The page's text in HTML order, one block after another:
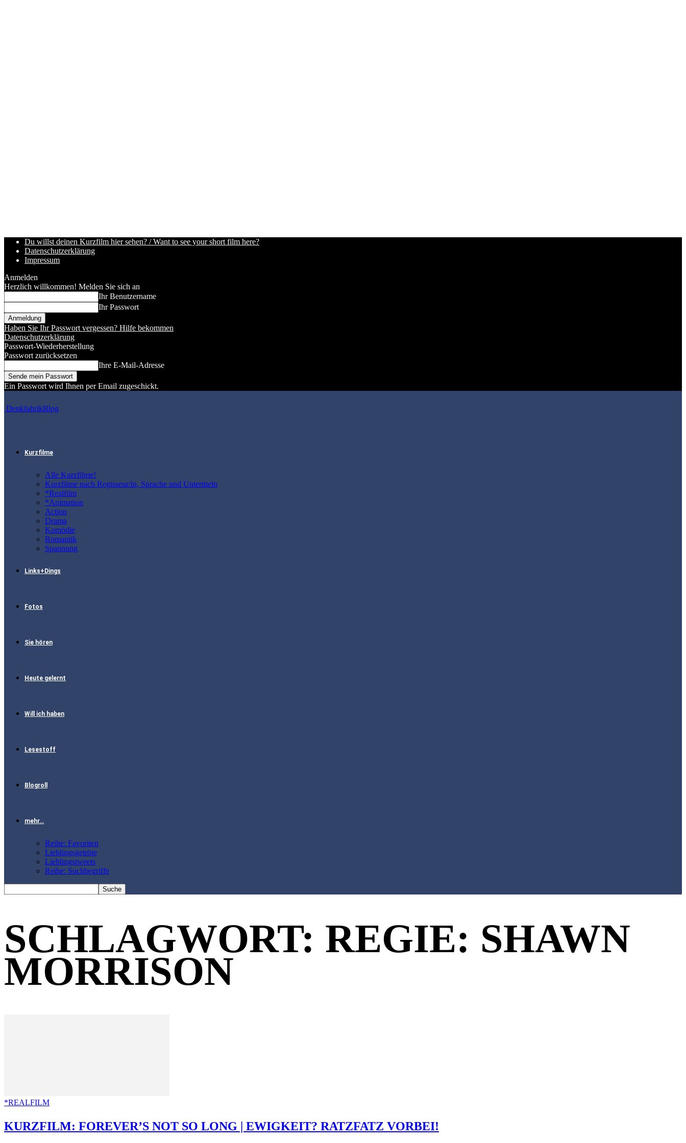
Du willst deinen Kurzfilm hier sehen? / Want to see your short film here?
Datenschutzerklärung
Impressum
Anmelden
Herzlich willkommen! Melden Sie sich an
Ihr Benutzername
Ihr Passwort
Haben Sie Ihr Passwort vergessen? Hilfe bekommen
Datenschutzerklärung
Passwort-Wiederherstellung
Passwort zurücksetzen
Ihre E-Mail-Adresse
Ein Passwort wird Ihnen per Email zugeschickt.
DenkfabrikBlog
Kurzfilme
Alle Kurzfilme!
Kurzfilme nach Regisseur/in, Sprache und Untertiteln
*Realfilm
*Animation
Action
Drama
Komödie
Romantik
Spannung
Links+Dings
Fotos
Sie hören
Heute gelernt
Will ich haben
Lesestoff
Blogroll
mehr…
Reihe: Favoriten
Lieblingsgetröte
Lieblingstweets
Reihe: Suchbegriffe
SCHLAGWORT: REGIE: SHAWN
MORRISON
*REALFILM
KURZFILM: FOREVER’S NOT SO LONG | EWIGKEIT? RATZFATZ VORBEI!